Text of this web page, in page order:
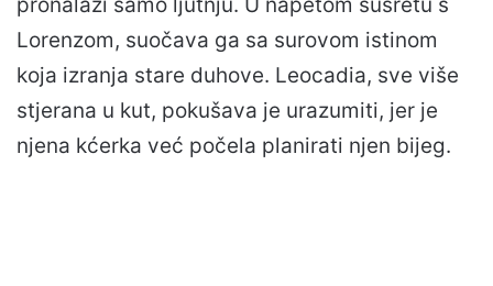
Lorenzom, suočava ga sa surovom istinom
koja izranja stare duhove. Leocadia, sve više
stjerana u kut, pokušava je urazumiti, jer je
njena kćerka već počela planirati njen bijeg.